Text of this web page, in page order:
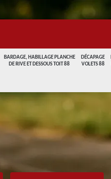
BARDAGE, HABILLAGE PLANCHE
DE RIVE ET DESSOUS TOIT 88
DÉCAPAGE
VOLETS 88